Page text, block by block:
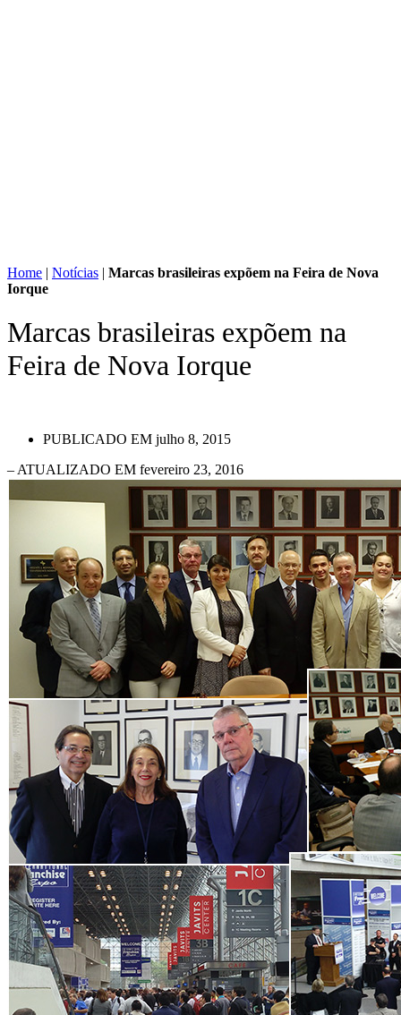
Home | Notícias | Marcas brasileiras expõem na Feira de Nova
Iorque
Marcas brasileiras expõem na
Feira de Nova Iorque
PUBLICADO EM julho 8, 2015
– ATUALIZADO EM fevereiro 23, 2016